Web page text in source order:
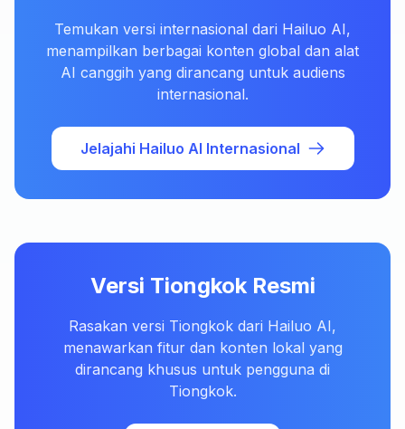
Temukan versi internasional dari Hailuo AI,
menampilkan berbagai konten global dan alat
AI canggih yang dirancang untuk audiens
internasional.
Jelajahi Hailuo AI Internasional
Versi Tiongkok Resmi
Rasakan versi Tiongkok dari Hailuo AI,
menawarkan fitur dan konten lokal yang
dirancang khusus untuk pengguna di
Tiongkok.